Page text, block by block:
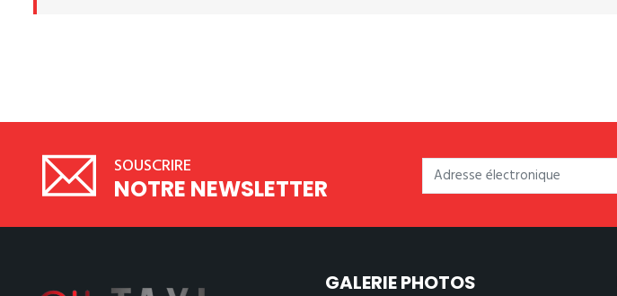
SOUSCRIRE
NOTRE NEWSLETTER
GALERIE PHOTOS